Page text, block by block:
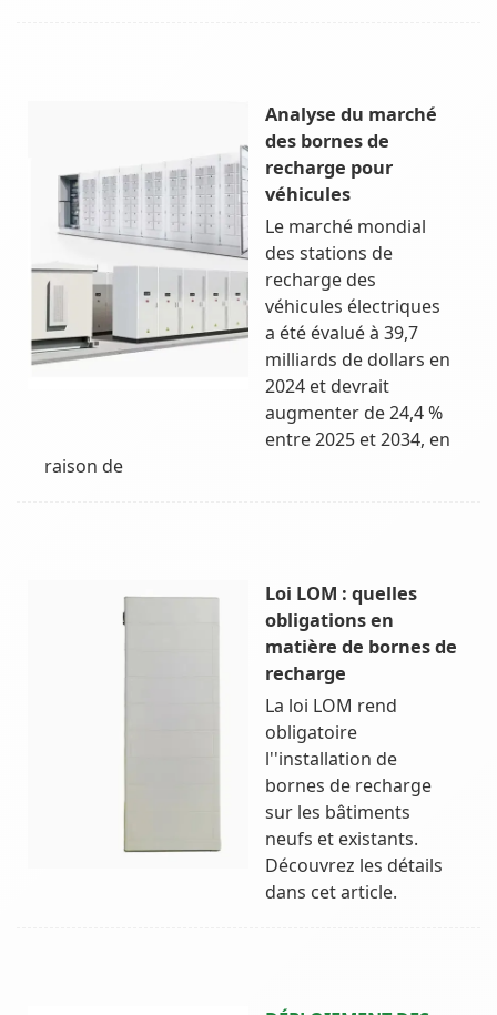
Analyse du marché
des bornes de
recharge pour
véhicules
Le marché mondial
des stations de
recharge des
véhicules électriques
a été évalué à 39,7
milliards de dollars en
2024 et devrait
augmenter de 24,4 %
entre 2025 et 2034, en
raison de
Loi LOM : quelles
obligations en
matière de bornes de
recharge
La loi LOM rend
obligatoire
l''installation de
bornes de recharge
sur les bâtiments
neufs et existants.
Découvrez les détails
dans cet article.